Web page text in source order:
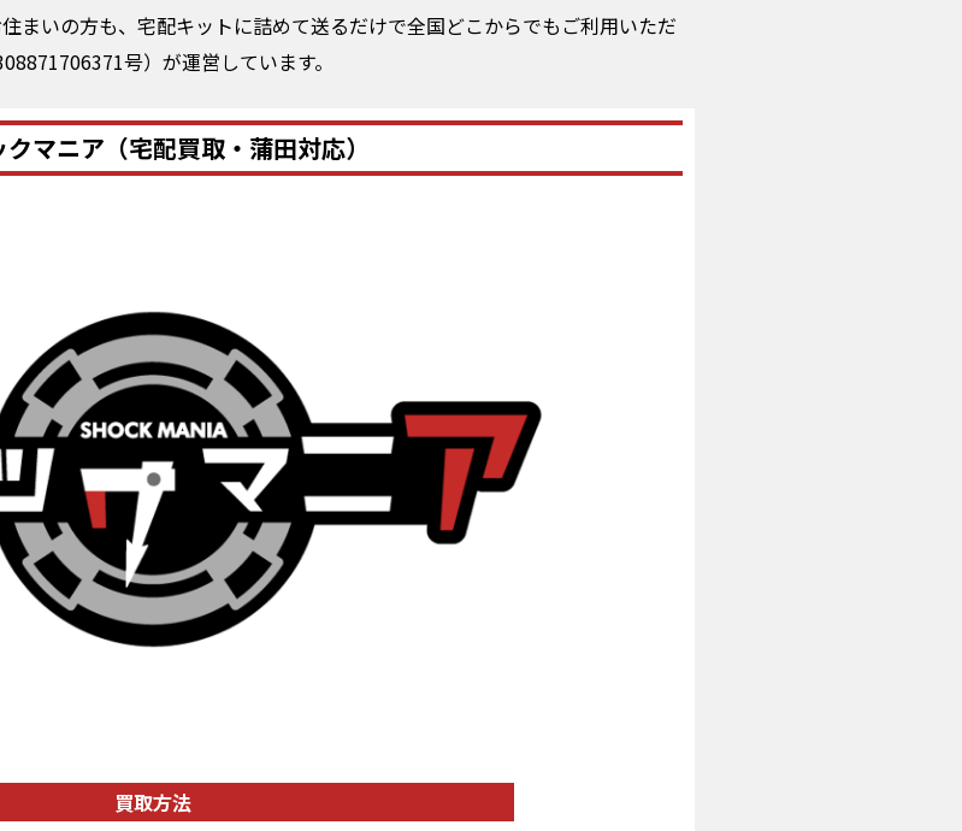
まいの方も、宅配キットに詰めて送るだけで全国どこからでもご利用いただ
号）が運営しています。
マニア（宅配買取・蒲田対応）
買取方法